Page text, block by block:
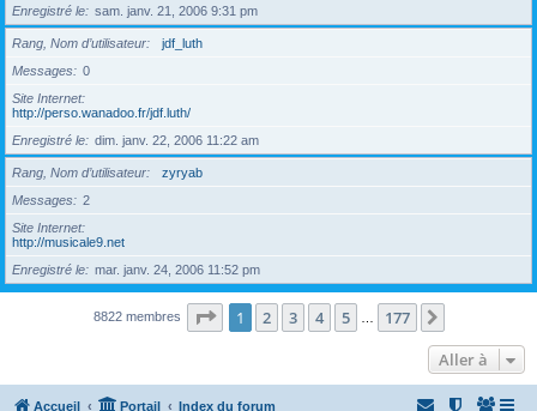
Enregistré le
sam. janv. 21, 2006 9:31 pm
Rang, Nom d’utilisateur
jdf_luth
Messages
0
Site Internet
http://perso.wanadoo.fr/jdf.luth/
Enregistré le
dim. janv. 22, 2006 11:22 am
Rang, Nom d’utilisateur
zyryab
Messages
2
Site Internet
http://musicale9.net
Enregistré le
mar. janv. 24, 2006 11:52 pm
8822 membres Page 1sur177
1 2 3 4 5 177
Aller à
Accueil Portail Index du forum